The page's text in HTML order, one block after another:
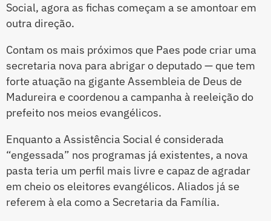
Social, agora as fichas começam a se amontoar em
outra direção.
Contam os mais próximos que Paes pode criar uma
secretaria nova para abrigar o deputado — que tem
forte atuação na gigante Assembleia de Deus de
Madureira e coordenou a campanha à reeleição do
prefeito nos meios evangélicos.
Enquanto a Assistência Social é considerada
“engessada” nos programas já existentes, a nova
pasta teria um perfil mais livre e capaz de agradar
em cheio os eleitores evangélicos. Aliados já se
referem à ela como a Secretaria da Família.